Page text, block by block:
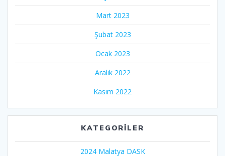
Mart 2023
Şubat 2023
Ocak 2023
Aralık 2022
Kasım 2022
KATEGORILER
2024 Malatya DASK